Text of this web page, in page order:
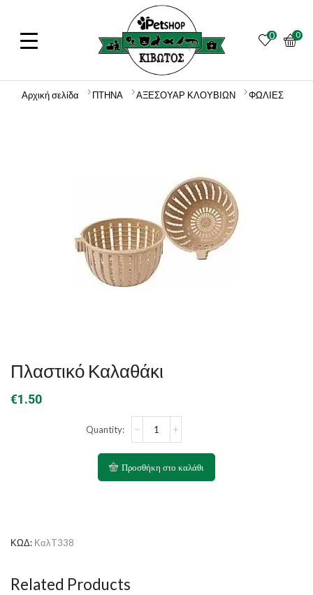
0 0
Αρχική σελίδα ΠΤΗΝΑ ΑΞΕΣΟΥΑΡ ΚΛΟΥΒΙΩΝ ΦΩΛΙΕΣ
Πλαστικό Καλαθάκι
€1.50
Καλαθάκι
Προσθήκη στο καλάθι
ΚΩΔ: ΚαλT338
Related Products